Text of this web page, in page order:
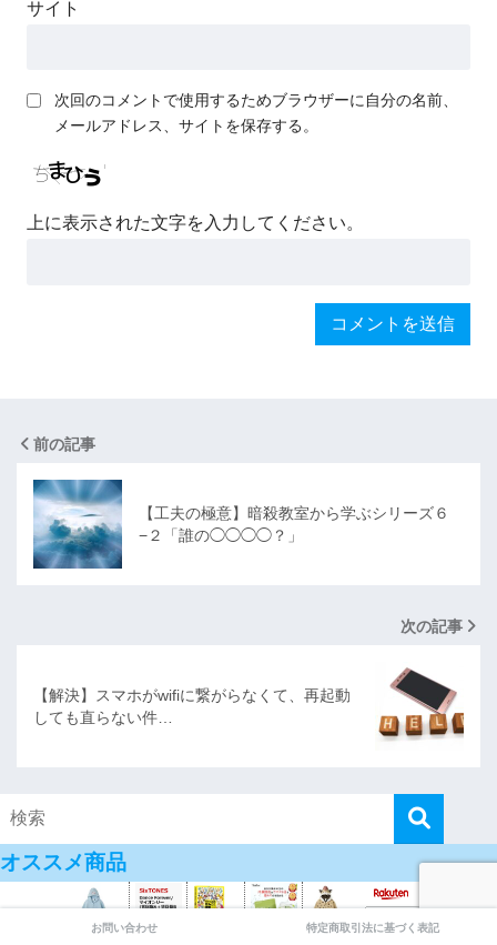
サイト
次回のコメントで使用するためブラウザーに自分の名前、
メールアドレス、サイトを保存する。
上に表示された文字を入力してください。
前の記事
【工夫の極意】暗殺教室から学ぶシリーズ６
−２「誰の◯◯◯◯？」
次の記事
【解決】スマホがwifiに繋がらなくて、再起動
しても直らない件…
オススメ商品
お問い合わせ 特定商取引法に基づく表記